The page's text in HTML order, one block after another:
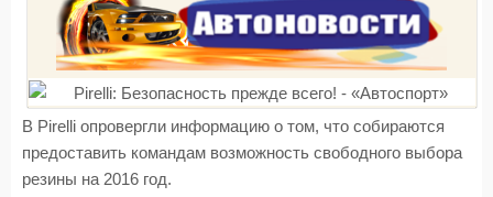
В Pirelli опровергли информацию о том, что собираются
предоставить командам возможность свободного выбора
резины на 2016 год.